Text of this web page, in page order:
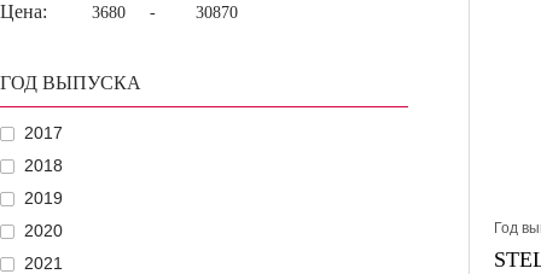
Цена: -
ГОД ВЫПУСКА
2017
2018
2019
2020
2021
Год